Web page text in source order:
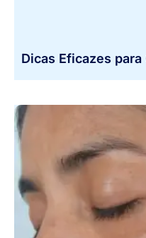
Dicas Eficazes para